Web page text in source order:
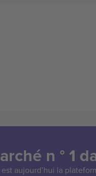
n ° 1
aujourd’hui la